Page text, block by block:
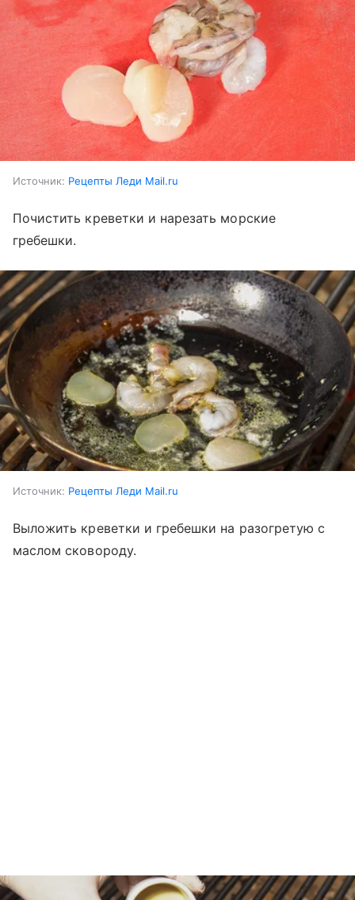
Источник: Рецепты Леди Mail.ru
Почистить креветки и нарезать морские
гребешки.
Источник: Рецепты Леди Mail.ru
Выложить креветки и гребешки на разогретую с
маслом сковороду.